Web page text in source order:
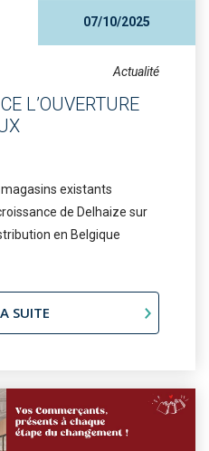
07/10/2025
Actualité
L’OUVERTURE
magasins existants
de Delhaize sur
en Belgique
SUITE